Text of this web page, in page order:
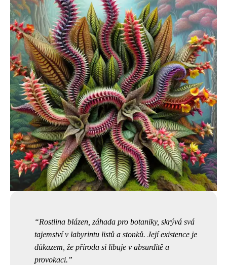
Rostlina blázen, záhada pro botaniky, skrývá svá
tajemství v labyrintu listů a stonků. Její existence je
důkazem, že příroda si libuje v absurditě a
provokaci.